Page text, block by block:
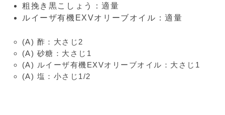
粗挽き黒こしょう：適量
ルイーザ有機EXVオリーブオイル：適量
(A) 酢：大さじ2
(A) 砂糖：大さじ1
(A) ルイーザ有機EXVオリーブオイル：大さじ1
(A) 塩：小さじ1/2